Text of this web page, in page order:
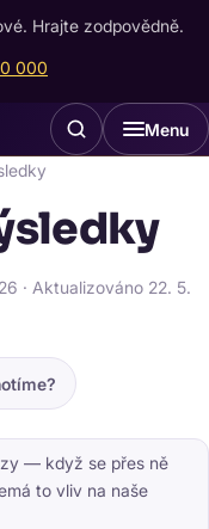
Hrajte zodpovědně.
000
Menu
· Aktualizováno 22. 5.
— když se přes ně
to vliv na naše